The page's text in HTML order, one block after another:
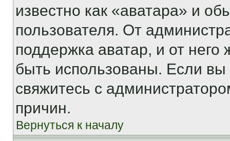
известно как «аватара» и
пользователя. От
поддержка аватар, и от него
быть использованы. Если
свяжитесь с
причин.
Вернуться к началу